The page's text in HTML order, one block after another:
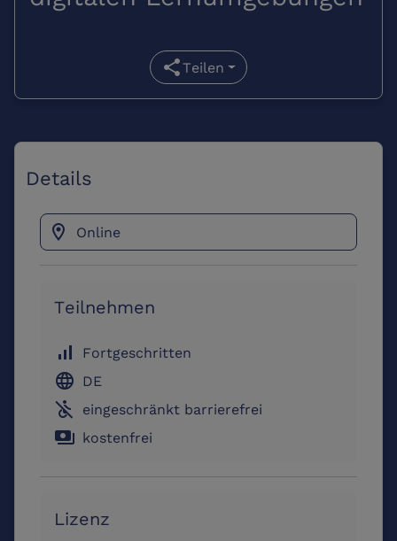
shareTeilen
Details
location_on Online
Teilnehmen
signal_cellular_alt Fortgeschritten
language DE
not_accessible eingeschränkt barrierefrei
payments kostenfrei
Lizenz